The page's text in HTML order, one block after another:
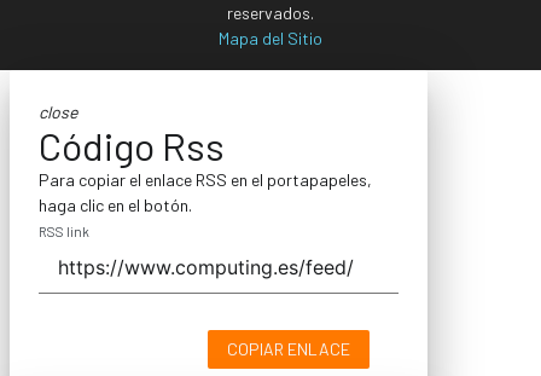
reservados.
Mapa del Sitio
close
Código Rss
Para copiar el enlace RSS en el portapapeles,
haga clic en el botón.
RSS link
COPIAR ENLACE